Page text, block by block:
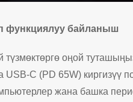
функциялуу байланыш
түзмөктөргө оңой
C (PD 65W) киргизүү
жана башка